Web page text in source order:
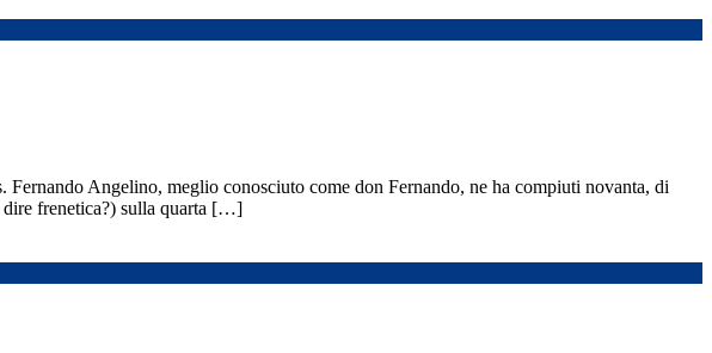
Angelino, meglio conosciuto come don Fernando, ne ha compiuti novanta, di
dire frenetica?) sulla quarta […]